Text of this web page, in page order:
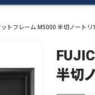
ットフレーム M5000 半切ノート
半切